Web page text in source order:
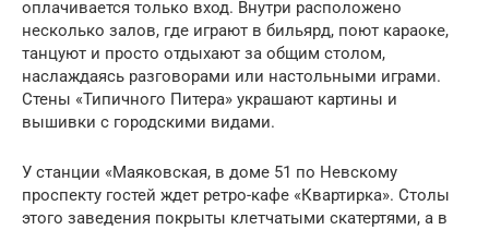
оплачивается только вход. Внутри расположено
несколько залов, где играют в бильярд, поют караоке,
танцуют и просто отдыхают за общим столом,
наслаждаясь разговорами или настольными играми.
Стены «Типичного Питера» украшают картины и
вышивки с городскими видами.
У станции «Маяковская, в доме 51 по Невскому
проспекту гостей ждет ретро-кафе «Квартирка». Столы
этого заведения покрыты клетчатыми скатертями, а в